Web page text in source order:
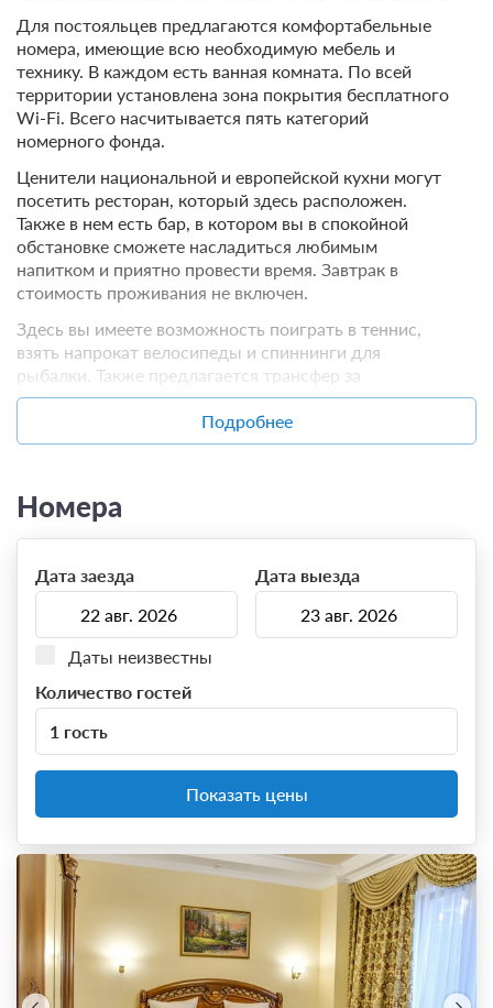
Для постояльцев предлагаются комфортабельные
номера, имеющие всю необходимую мебель и
технику. В каждом есть ванная комната. По всей
территории установлена зона покрытия бесплатного
Wi-Fi. Всего насчитывается пять категорий
номерного фонда.
Ценители национальной и европейской кухни могут
посетить ресторан, который здесь расположен.
Также в нем есть бар, в котором вы в спокойной
обстановке сможете насладиться любимым
напитком и приятно провести время. Завтрак в
стоимость проживания не включен.
Здесь вы имеете возможность поиграть в теннис,
взять напрокат велосипеды и спиннинги для
рыбалки. Также предлагается трансфер за
отдельную плату до или от аэропорта. Есть
автостоянка для машин.Подробнее
Номера
Дата заезда Дата выезда
Даты неизвестны
Количество гостей
1 гость
Показать цены